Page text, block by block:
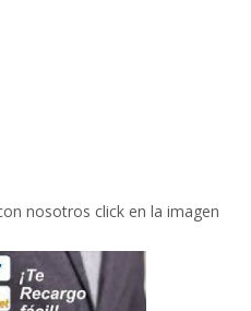
nosotros click en la imagen